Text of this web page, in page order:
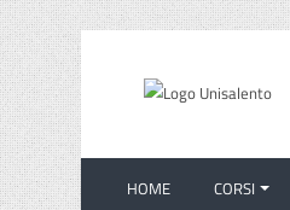
Skip to main content
HOME CORSI